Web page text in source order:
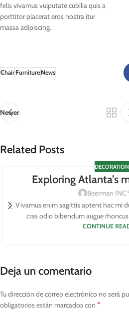
felis vivamus vulputate cubilia quis a
porttitor placerat eros nostra itur
massa adipiscing.
ChairFurnitureNews
Newer
Related Posts
DECORATION
Exploring Atlanta’s
Beerman INC
Vivamus enim sagittis aptent hac mi
cras odio bibendum augue
CONTINUE
Deja un comentario
Tu dirección de correo electrónico no será
obligatorios están marcados con *